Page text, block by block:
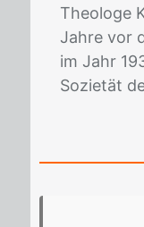
Theologe
Jahre vor
im Jahr
Sozietät